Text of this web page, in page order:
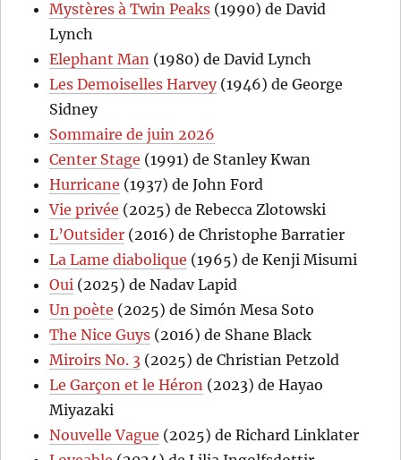
Mystères à Twin Peaks (1990) de David
Lynch
Elephant Man (1980) de David Lynch
Les Demoiselles Harvey(1946) de George
Sidney
Sommaire de juin 2026
Center Stage (1991) de Stanley Kwan
Hurricane (1937) de John Ford
Vie privée (2025) de Rebecca Zlotowski
L’Outsider (2016) de Christophe Barratier
La Lame diabolique (1965) de Kenji Misumi
Oui (2025) de Nadav Lapid
Un poète (2025) de Simón Mesa Soto
The Nice Guys (2016) de Shane Black
Miroirs No. 3 (2025) de Christian Petzold
Le Garçon et le Héron (2023) de Hayao
Miyazaki
Nouvelle Vague (2025) de Richard Linklater